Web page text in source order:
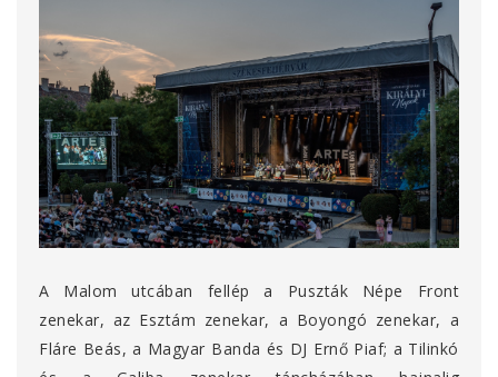
A Malom utcában fellép a Puszták Népe Front
zenekar, az Esztám zenekar, a Boyongó zenekar, a
Fláre Beás, a Magyar Banda és DJ Ernő Piaf; a Tilinkó